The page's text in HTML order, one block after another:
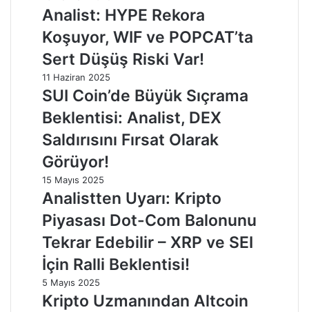
Analist: HYPE Rekora
Koşuyor, WIF ve POPCAT’ta
Sert Düşüş Riski Var!
11 Haziran 2025
SUI Coin’de Büyük Sıçrama
Beklentisi: Analist, DEX
Saldırısını Fırsat Olarak
Görüyor!
15 Mayıs 2025
Analistten Uyarı: Kripto
Piyasası Dot-Com Balonunu
Tekrar Edebilir – XRP ve SEI
İçin Ralli Beklentisi!
5 Mayıs 2025
Kripto Uzmanından Altcoin